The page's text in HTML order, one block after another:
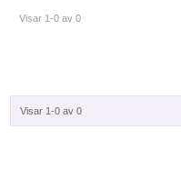
Visar 1-0 av 0
Visar 1-0 av 0